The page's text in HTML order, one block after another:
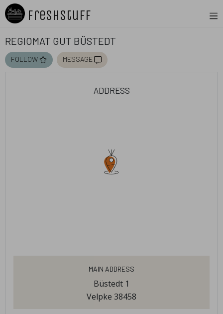
Freshstuff
Regiomat Gut Büstedt
follow message
address
Main Address
Büstedt 1
Velpke 38458